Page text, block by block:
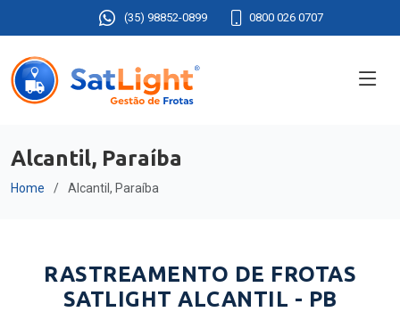
(35) 98852-0899 0800 026 0707
Alcantil, Paraíba
Home Alcantil, Paraíba
RASTREAMENTO DE FROTAS
SATLIGHT ALCANTIL - PB